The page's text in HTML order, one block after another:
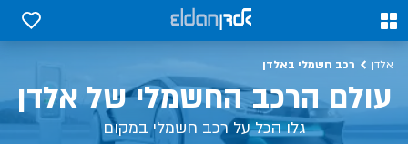
0
0
אלדן רכב חשמלי באלדן
עולם הרכב החשמלי של אלדן
גלו הכל על רכב חשמלי במקום
הכל על רכב חשמלי, שימושים, טכנולוגיה וכל מה שכדי לדעת | אלדן